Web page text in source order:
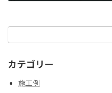
カテゴリー
施工例